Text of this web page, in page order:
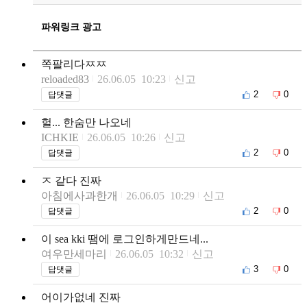
파워링크 광고
쪽팔리다ㅉㅉ
reloaded83
26.06.05 10:23 신고
답댓글 2 0
헐... 한숨만 나오네
ICHKIE
26.06.05 10:26 신고
답댓글 2 0
ㅈ 같다 진짜
아침에사과한개
26.06.05 10:29 신고
답댓글 2 0
이 sea kki 땜에 로그인하게만드네...
여우만세마리
26.06.05 10:32 신고
답댓글 3 0
어이가없네 진짜